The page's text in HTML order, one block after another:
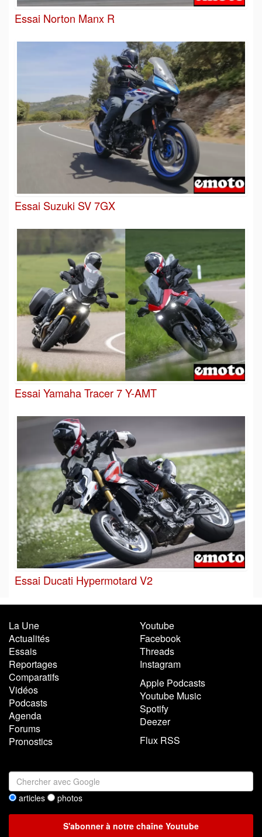
Essai Norton Manx R
Essai Suzuki SV 7GX
Essai Yamaha Tracer 7 Y-AMT
Essai Ducati Hypermotard V2
La Une
Actualités
Essais
Reportages
Comparatifs
Vidéos
Podcasts
Agenda
Forums
Pronostics
Youtube
Facebook
Threads
Instagram
Apple Podcasts
Youtube Music
Spotify
Deezer
Flux RSS
articles photos